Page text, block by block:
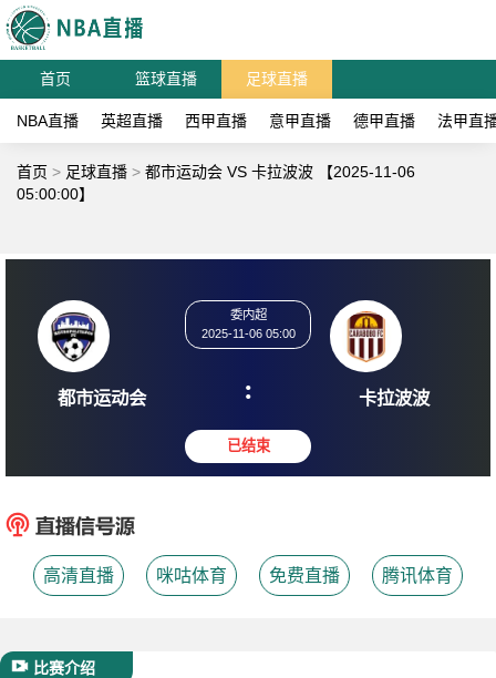
首页 篮球直播 足球直播
NBA直播 英超直播 西甲直播 意甲直播 德甲直播 法甲直
首页 > 足球直播 > 都市运动会 VS 卡拉波波 【2025-11-06
05:00:00】
:
高清直播 咪咕体育 免费直播 腾讯体育
比赛介绍